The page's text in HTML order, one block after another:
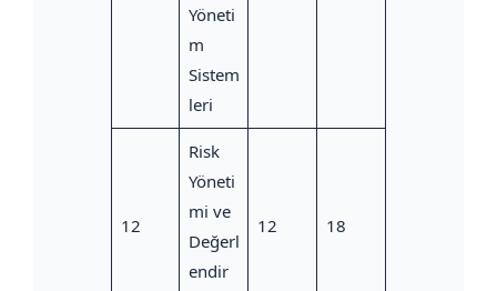
Yöneti
m
Sistem
leri
12
Risk
Yöneti
mi ve
Değerl
endir
12 18